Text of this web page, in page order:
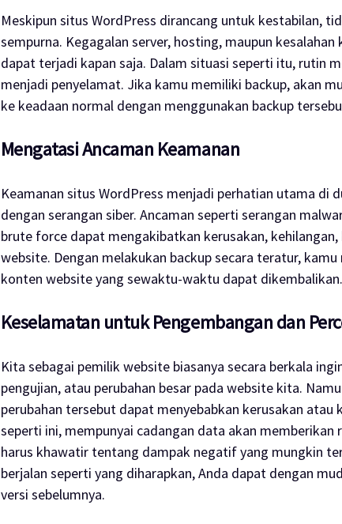
Meskipun situs WordPress dirancang untuk kestabilan,
sempurna. Kegagalan server, hosting, maupun kesalahan
dapat terjadi kapan saja. Dalam situasi seperti itu, rutin
menjadi penyelamat. Jika kamu memiliki backup, akan
ke keadaan normal dengan menggunakan backup
Mengatasi Ancaman Keamanan
Keamanan situs WordPress menjadi perhatian utama di
dengan serangan siber. Ancaman seperti serangan
brute force dapat mengakibatkan kerusakan,
website. Dengan melakukan backupsecara teratur,
konten websiteyang sewaktu-waktu dapat dikembalikan.
Keselamatan untuk Pengembangan dan
Kita sebagai pemilik website biasanya secara berkala
pengujian, atau perubahan besar pada website kita.
perubahan tersebut dapat menyebabkan kerusakan atau
seperti ini, mempunyai cadangan data akan memberikan
harus khawatir tentang dampak negatif yang mungkin
berjalan seperti yang diharapkan, Anda dapat dengan
versi sebelumnya.